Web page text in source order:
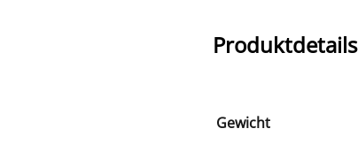
Produktdetails
Gewicht